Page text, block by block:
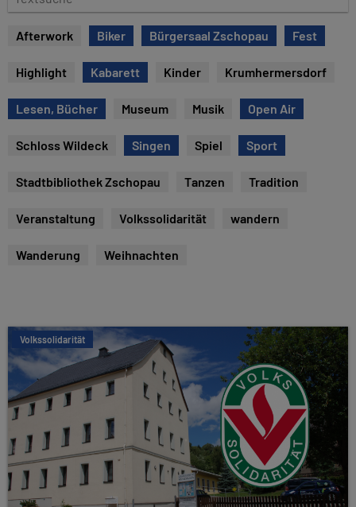
e
c
Afterwork Biker Bürgersaal Zschopau Fest
Highlight Kabarett Kinder Krumhermersdorf
Lesen, Bücher Museum Musik Open Air
Schloss Wildeck Singen Spiel Sport
Stadtbibliothek Zschopau Tanzen Tradition
Veranstaltung Volkssolidarität wandern
Wanderung Weihnachten
Volkssolidarität